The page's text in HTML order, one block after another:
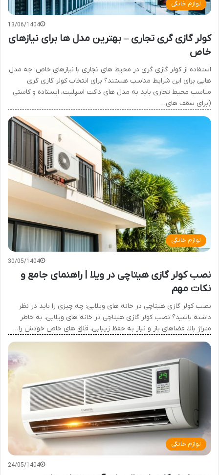
لوازم خانگی
13/06/1404
کولر گازی گری تجاری – بهترین مدل ها برای نیازهای
خاص
استفاده از کولر گازی گری در محیط های تجاری با نیازهای خاص: چه مدل
هایی برای این شرایط مناسب هستند؟ برای انتخاب کولر گازی گری
مناسب محیط تجاری باید به مدل های داکت اسپلیت، ایستاده و کاستی
(برای سقف های…
لوازم خانگی
30/05/1404
نصب کولر گازی هیتاچی در ویلا | راهنمای جامع و
نکات مهم
نصب کولر گازی هیتاچی در خانه های ویلایی: چه چیزی را باید در نظر
داشته باشید؟ نصب کولر گازی هیتاچی در خانه های ویلایی، به خاطر
متراژ بالا، فضاهای باز و نیاز به حفظ زیبایی، قلق های خاص خودش را…
لوازم خانگی
24/05/1404